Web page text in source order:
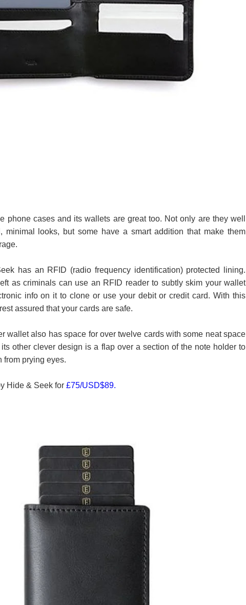
phone cases and its wallets are great too. Not only are they well
minimal looks, but some have a smart addition that make them
has an RFID (radio frequency identification) protected lining.
as criminals can use an RFID reader to subtly skim your wallet
info on it to clone or use your debit or credit card. With this
assured that your cards are safe.
wallet also has space for over twelve cards with some neat space
other clever design is a flap over a section of the note holder to
from prying eyes.
Hide & Seek for £75/USD$89.